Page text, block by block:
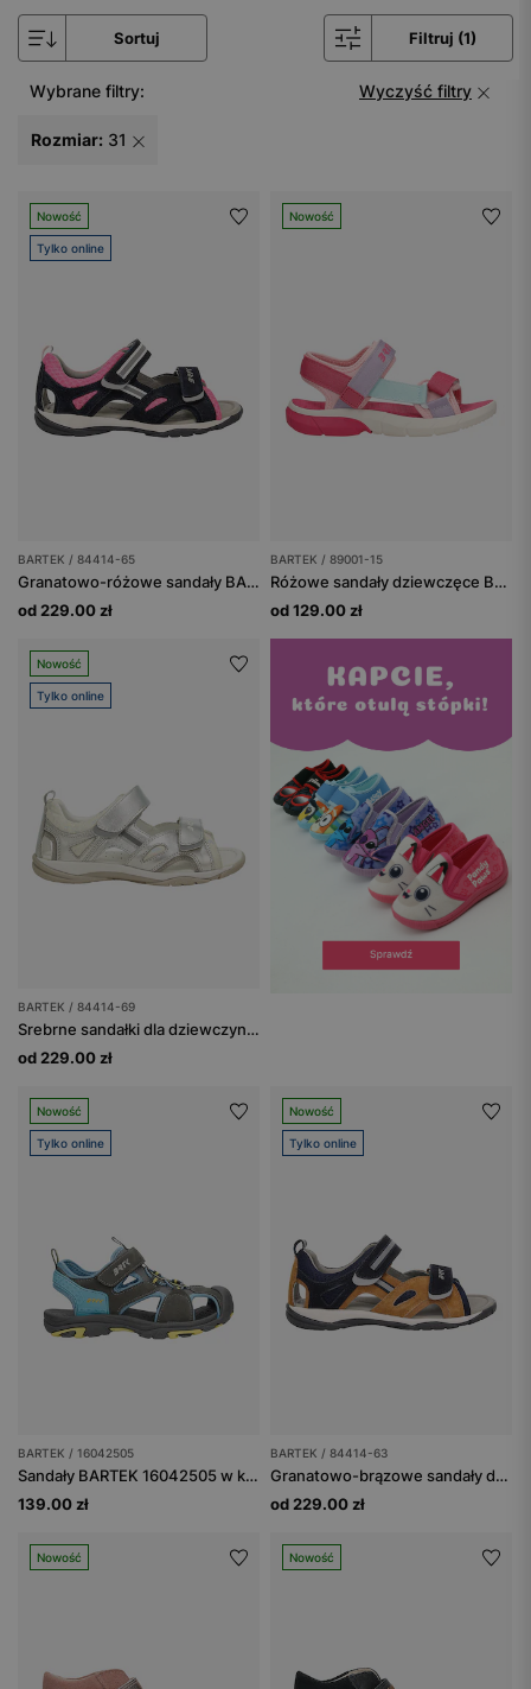
Sortuj Filtruj (1)
Wybrane filtry: Wyczyść filtry
Rozmiar: 31
Nowość
Tylko online
BARTEK / 84414-65
Granatowo-różowe sandały BARTEK 84414-65 zapinane na rzepy
od 229.00 zł
Nowość
BARTEK / 89001-15
Różowe sandały dziewczęce BARTEK z fioletowymi i niebieskimi paskami 89001-15
od 129.00 zł
Nowość
Tylko online
BARTEK / 84414-69
Srebrne sandałki dla dziewczynki BARTEK 84414-69
od 229.00 zł
Nowość
Tylko online
BARTEK / 16042505
Sandały BARTEK 16042505 w kolorze szaro-niebieskim z żółtymi akcentami
139.00 zł
Nowość
Tylko online
BARTEK / 84414-63
Granatowo-brązowe sandały dziecięce z naturalnej skóry BARTEK 84414-63
od 229.00 zł
Nowość Nowość